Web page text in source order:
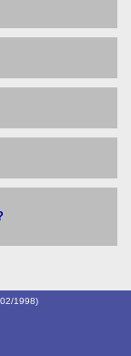
1998)